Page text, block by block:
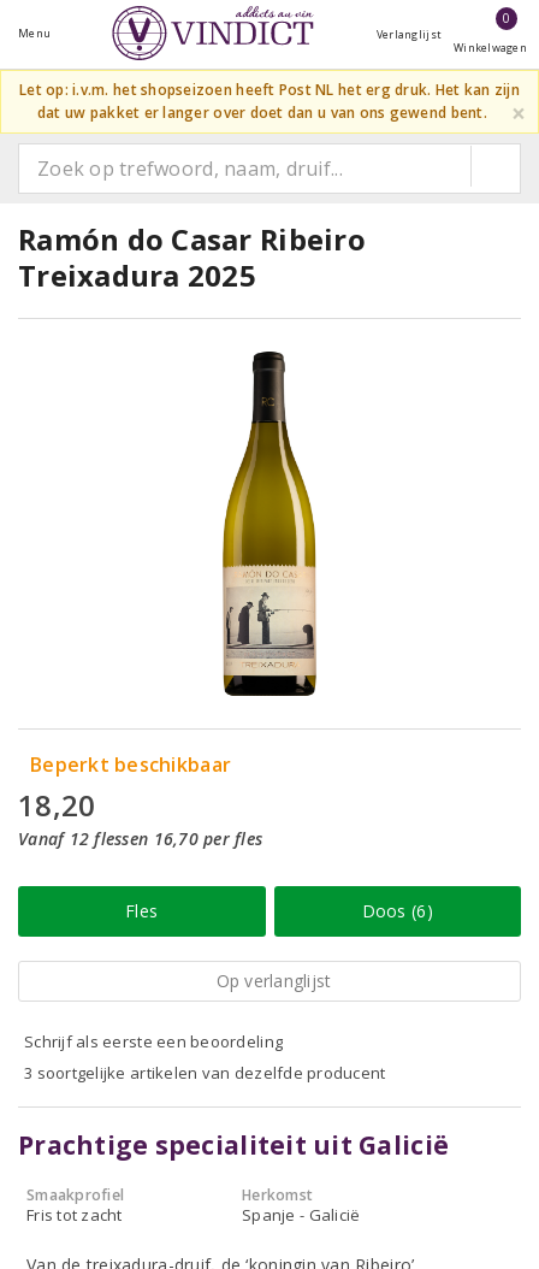
Menu Verlanglijst
0
Winkelwagen
Let op: i.v.m. het shopseizoen heeft Post NL het erg druk. Het kan zijn
dat uw pakket er langer over doet dan u van ons gewend bent.
×
Ramón do Casar Ribeiro
Treixadura 2025
Beperkt beschikbaar
18,20
Vanaf 12 flessen 16,70 per fles
Fles Doos (6)
Op verlanglijst
Schrijf als eerste een beoordeling
3 soortgelijke artikelen van dezelfde producent
Prachtige specialiteit uit Galicië
Smaakprofiel
Fris tot zacht
Herkomst
Spanje - Galicië